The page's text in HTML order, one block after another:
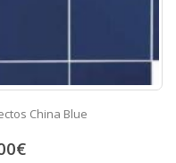
China Blue
€